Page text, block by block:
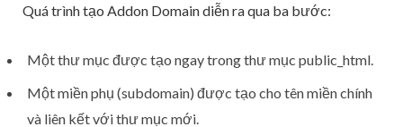
Quá trình tạo Addon Domain diễn ra qua ba bước:
Một thư mục được tạo ngay trong thư mục public_html.
Một miền phụ (subdomain) được tạo cho tên miền chính
và liên kết với thư mục mới.